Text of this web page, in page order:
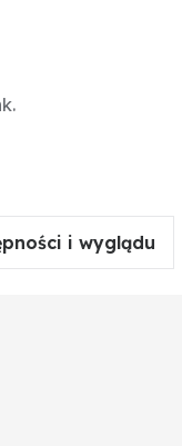
i wyglądu